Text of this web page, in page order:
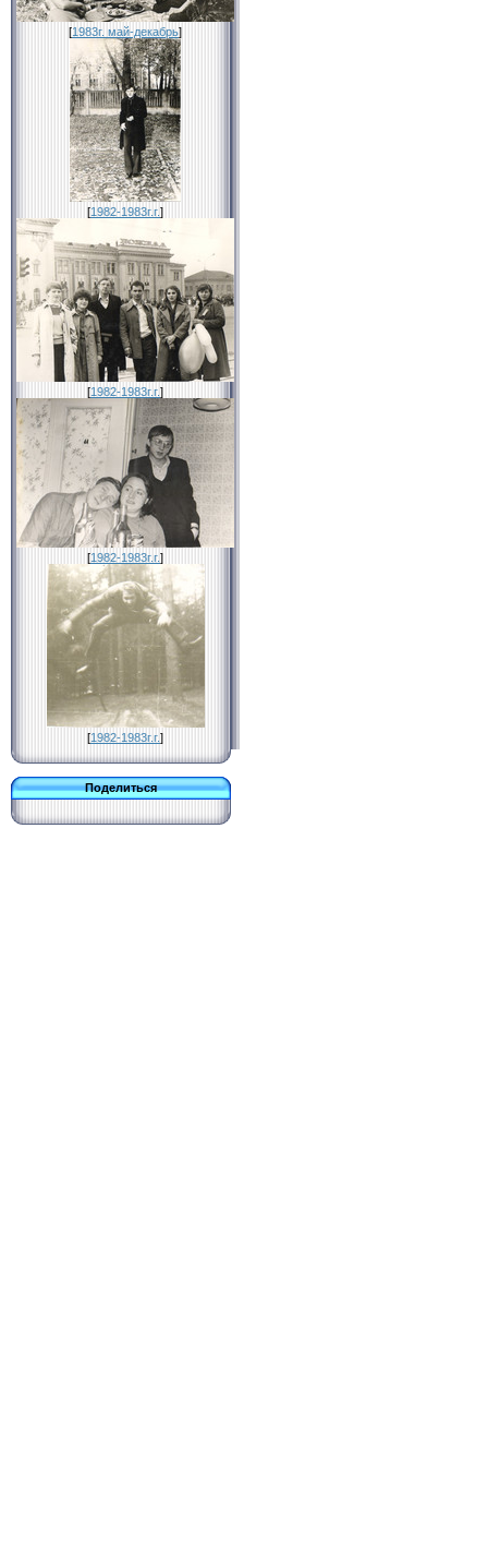
[1983г. май-декабрь]
[1982-1983г.г.]
[1982-1983г.г.]
[1982-1983г.г.]
[1982-1983г.г.]
Поделиться